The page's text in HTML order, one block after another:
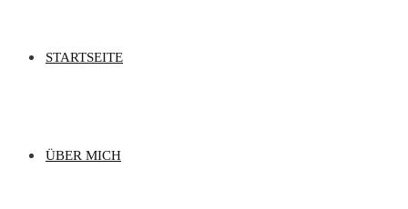
STARTSEITE
ÜBER MICH